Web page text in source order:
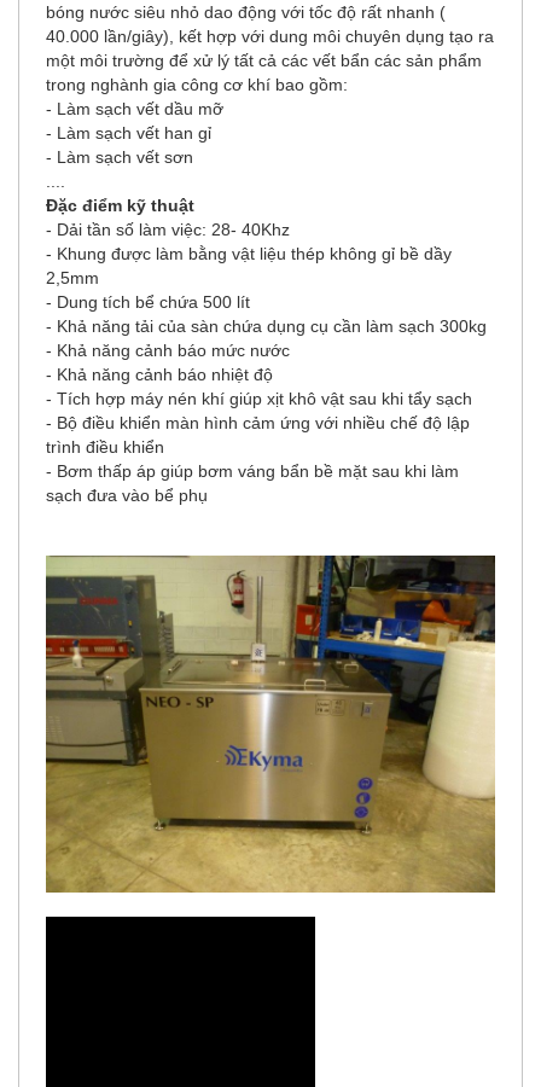
bóng nước siêu nhỏ dao động với tốc độ rất nhanh (
40.000 lần/giây), kết hợp với dung môi chuyên dụng tạo ra
một môi trường để xử lý tất cả các vết bẩn các sản phẩm
trong nghành gia công cơ khí bao gồm:
- Làm sạch vết dầu mỡ
- Làm sạch vết han gỉ
- Làm sạch vết sơn
Đặc điểm kỹ thuật
- Dải tần số làm việc: 28- 40Khz
- Khung được làm bằng vật liệu thép không gỉ bề dầy
2,5mm
- Dung tích bể chứa 500 lít
- Khả năng tải của sàn chứa dụng cụ cần làm sạch 300kg
- Khả năng cảnh báo mức nước
- Khả năng cảnh báo nhiệt độ
- Tích hợp máy nén khí giúp xịt khô vật sau khi tẩy sạch
- Bộ điều khiển màn hình cảm ứng với nhiều chế độ lập
trình điều khiển
- Bơm thấp áp giúp bơm váng bẩn bề mặt sau khi làm
sạch đưa vào bể phụ